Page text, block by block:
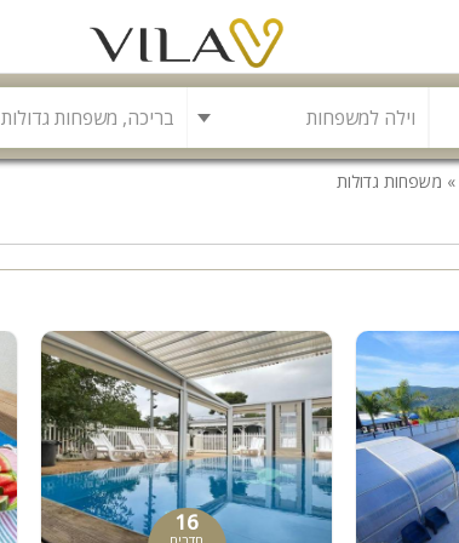
בריכה, משפחות גדולות
משחקייה לילדים
פינת מנגל
להשכרה
סאונה
קריוקי
גקוזי
» משפחות גדולות
16